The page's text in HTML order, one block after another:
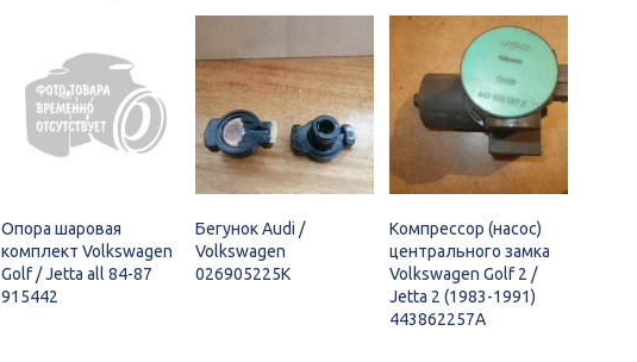
Опора шаровая
комплект Volkswagen
Golf / Jetta all 84-87
915442
Бегунок Audi /
Volkswagen
026905225K
Компрессор (насос)
центрального замка
Volkswagen Golf 2 /
Jetta 2 (1983-1991)
443862257A